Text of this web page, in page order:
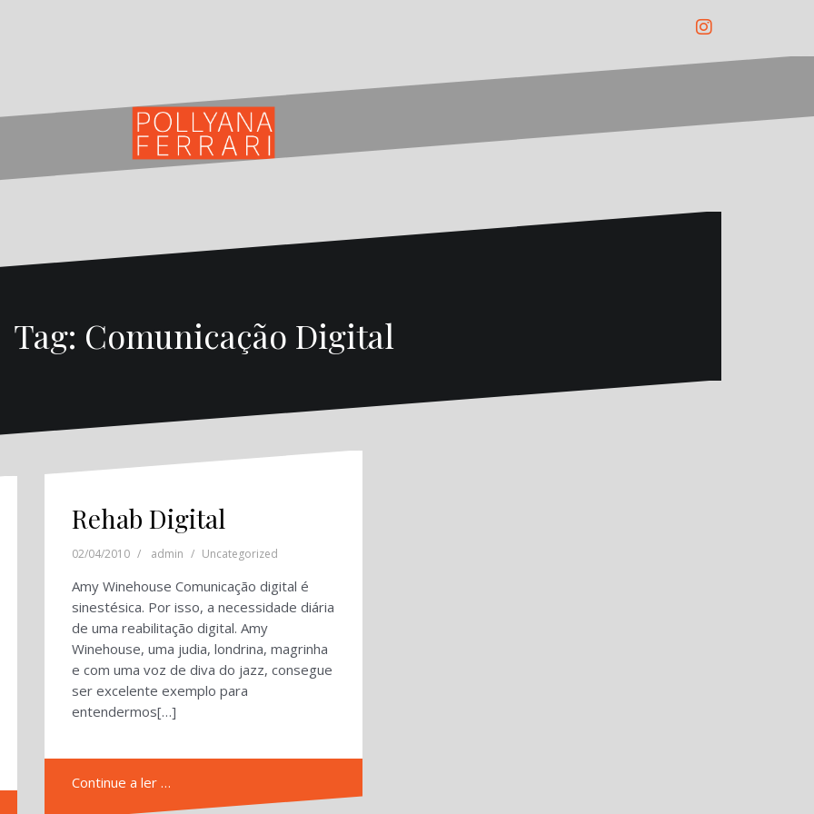
Tag: Comunicação Digital
Rehab Digital
02/04/2010 admin Uncategorized
Amy Winehouse Comunicação digital é
sinestésica. Por isso, a necessidade diária
de uma reabilitação digital. Amy
Winehouse, uma judia, londrina, magrinha
e com uma voz de diva do jazz, consegue
ser excelente exemplo para
entendermos[…]
Continue a ler …